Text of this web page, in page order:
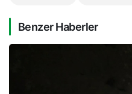
Benzer Haberler